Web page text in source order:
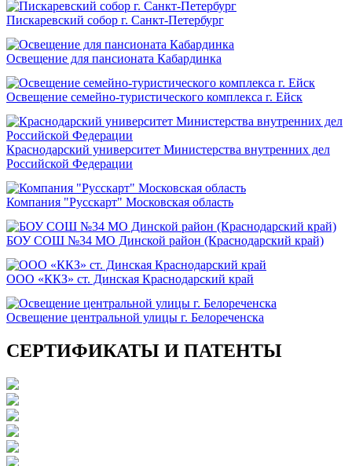
Пискаревский собор г. Санкт-Петербург
Освещение для пансионата Кабардинка
Освещение семейно-туристического комплекса г. Ейск
Краснодарский университет Министерства внутренних дел
Российской Федерации
Компания "Русскарт" Московская область
БОУ СОШ №34 МО Динской район (Краснодарский край)
ООО «ККЗ» ст. Динская Краснодарский край
Освещение центральной улицы г. Белореченска
СЕРТИФИКАТЫ И ПАТЕНТЫ